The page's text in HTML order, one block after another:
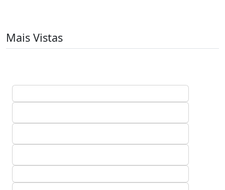
Mais Vistas